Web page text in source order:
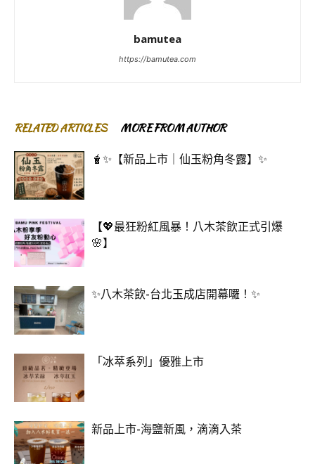
bamutea
https://bamutea.com
RELATED ARTICLES MORE FROM AUTHOR
🧋✨【新品上市｜仙玉粉角冬露】✨
【💖最狂粉紅風暴！八木茶飲正式引爆
🌸】
✨八木茶飲-台北玉成店開幕囉！✨
「冰萃系列」優雅上市
新品上市-海鹽新風，滴滴入茶